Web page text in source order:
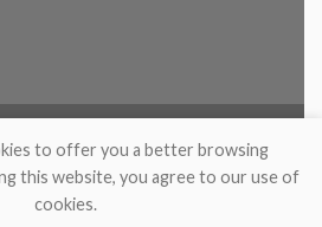
to offer you a better browsing
this website, you agree to our use of
cookies.